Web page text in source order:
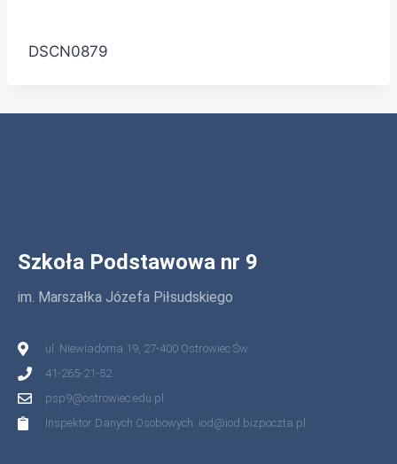
DSCN0879
Szkoła Podstawowa nr 9
im. Marszałka Józefa Piłsudskiego
ul. Niewiadoma 19, 27-400 Ostrowiec Św.
41-265-21-52
psp9@ostrowiec.edu.pl
Inspektor Danych Osobowych: iod@iod.bizpoczta.pl